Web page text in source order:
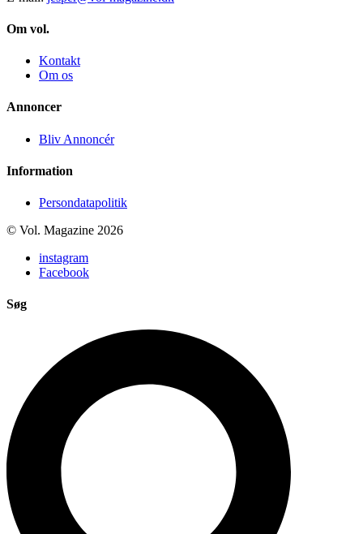
Om vol.
Kontakt
Om os
Annoncer
Bliv Annoncér
Information
Persondatapolitik
© Vol. Magazine 2026
instagram
Facebook
Søg